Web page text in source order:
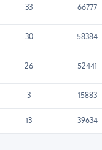
33 66777
30 58384
26 52441
3 15883
13 39634